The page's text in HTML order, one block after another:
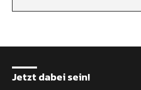
Jetzt dabei sein!